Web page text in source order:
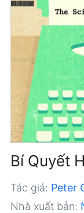
Bí Quyết
Tác giả: Peter
Nhà xuất bản: